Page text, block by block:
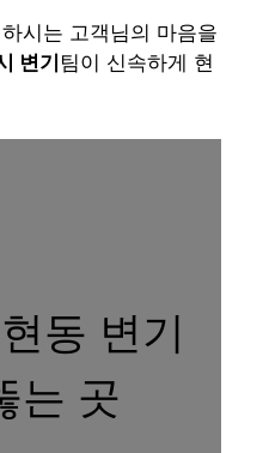
시는 고객님의 마음을
변기 팀이 신속하게 현
동 변기
는 곳